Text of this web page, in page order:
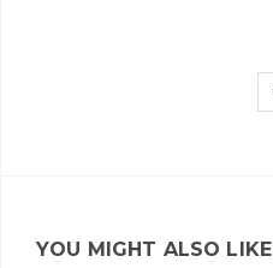
YOU MIGHT ALSO LIKE